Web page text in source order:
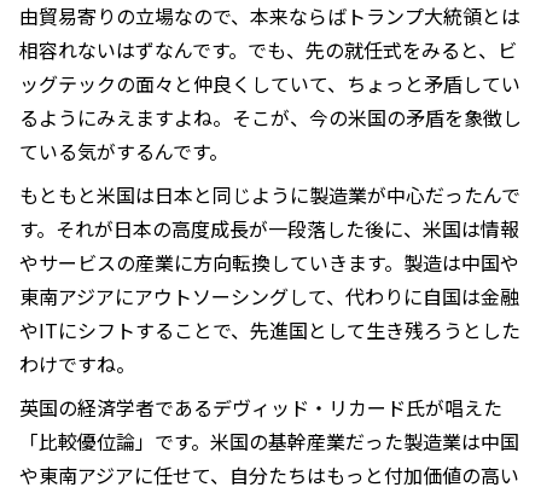
由貿易寄りの立場なので、本来ならばトランプ大統領とは
相容れないはずなんです。でも、先の就任式をみると、ビ
ッグテックの面々と仲良くしていて、ちょっと矛盾してい
るようにみえますよね。そこが、今の米国の矛盾を象徴し
ている気がするんです。
もともと米国は日本と同じように製造業が中心だったんで
す。それが日本の高度成長が一段落した後に、米国は情報
やサービスの産業に方向転換していきます。製造は中国や
東南アジアにアウトソーシングして、代わりに自国は金融
やITにシフトすることで、先進国として生き残ろうとした
わけですね。
英国の経済学者であるデヴィッド・リカード氏が唱えた
「比較優位論」です。米国の基幹産業だった製造業は中国
や東南アジアに任せて、自分たちはもっと付加価値の高い